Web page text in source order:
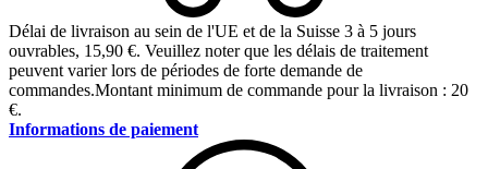
Délai de livraison au sein de l'UE et de la Suisse 3 à 5 jours
ouvrables, 15,90 €. Veuillez noter que les délais de traitement
peuvent varier lors de périodes de forte demande de
commandes.Montant minimum de commande pour la livraison : 20
€.
Informations de paiement